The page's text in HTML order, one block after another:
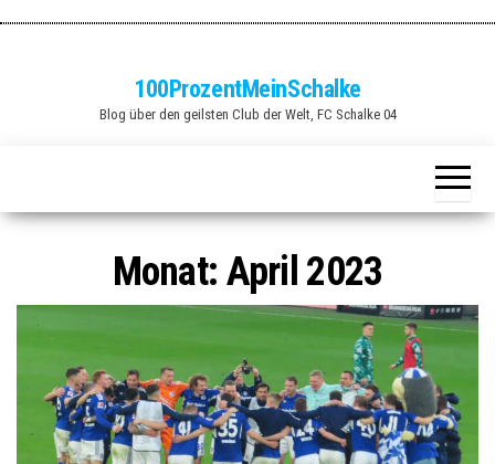
100ProzentMeinSchalke
Blog über den geilsten Club der Welt, FC Schalke 04
Monat: April 2023